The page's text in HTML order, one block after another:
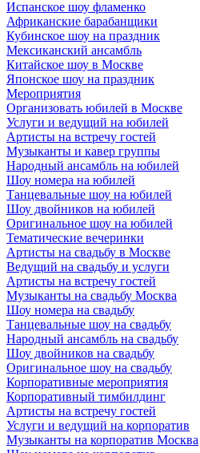
Испанское шоу фламенко
Африканские барабанщики
Кубинское шоу на праздник
Мексиканский ансамбль
Китайское шоу в Москве
Японское шоу на праздник
Мероприятия
Организовать юбилей в Москве
Услуги и ведущий на юбилей
Артисты на встречу гостей
Музыканты и кавер группы
Народный ансамбль на юбилей
Шоу номера на юбилей
Танцевальные шоу на юбилей
Шоу двойников на юбилей
Оригинальное шоу на юбилей
Тематические вечеринки
Артисты на свадьбу в Москве
Ведущий на свадьбу и услуги
Артисты на встречу гостей
Музыканты на свадьбу Москва
Шоу номера на свадьбу
Танцевальные шоу на свадьбу
Народный ансамбль на свадьбу
Шоу двойников на свадьбу
Оригинальное шоу на свадьбу
Корпоративные мероприятия
Корпоративный тимбилдинг
Артисты на встречу гостей
Услуги и ведущий на корпоратив
Музыканты на корпоратив Москва